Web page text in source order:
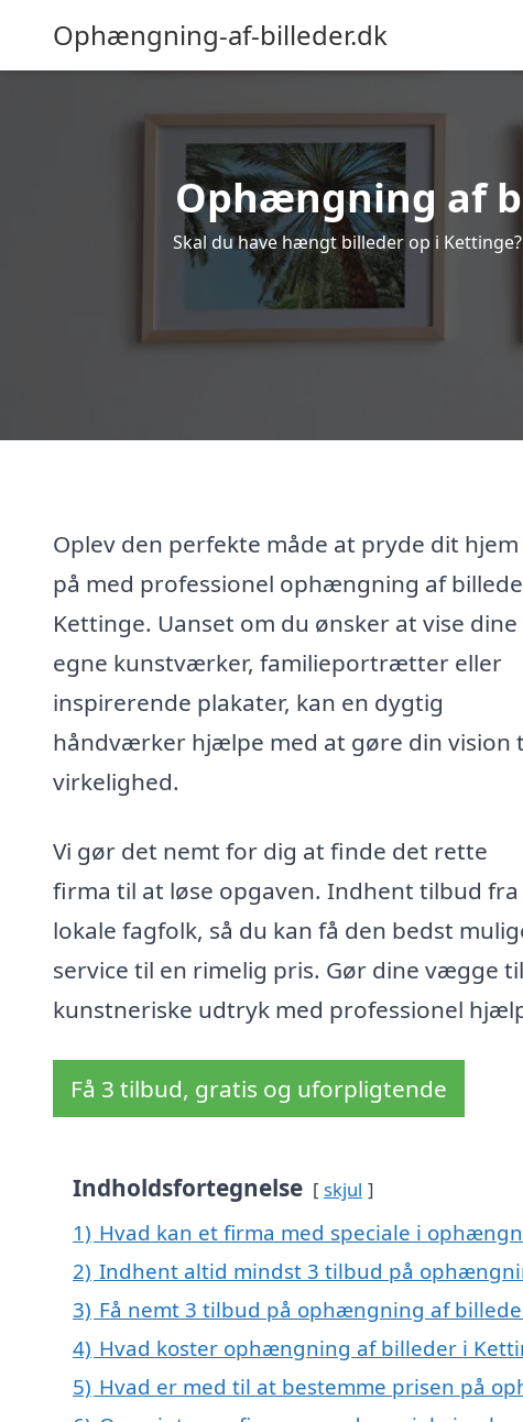
Ophængning-af-billeder.dk
Ophængning af
Skal du have hængt billeder op i
Oplev den perfekte måde at pryde dit hjem
på med professionel ophængning af
Kettinge. Uanset om du ønsker at vise dine
egne kunstværker, familieportrætter eller
inspirerende plakater, kan en dygtig
håndværker hjælpe med at gøre din vision
virkelighed.
Vi gør det nemt for dig at finde det rette
firma til at løse opgaven. Indhent tilbud fra
lokale fagfolk, så du kan få den bedst
service til en rimelig pris. Gør dine vægge til
kunstneriske udtryk med professionel
Få 3 tilbud, gratis og uforpligtende
Indholdsfortegnelse skjul
1) Hvad kan et firma med speciale i
2) Indhent altid mindst 3 tilbud på
3) Få nemt 3 tilbud på ophængning af
4) Hvad koster ophængning af billeder i
5) Hvad er med til at bestemme prisen på